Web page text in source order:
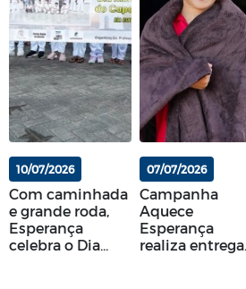
10/07/2026
Com caminhada
e grande roda,
Esperança
celebra o Dia
07/07/2026
Campanha
Aquece
Esperança
realiza entrega